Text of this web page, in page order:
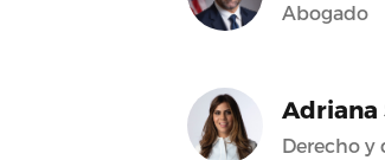
Abogado
Adriana
Derecho y